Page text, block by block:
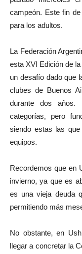
campeón. Este fin
para los adultos.
La Federación
esta XVI Edición de
un desafío dado que
clubes de Buenos
durante dos años.
categorías, pero
siendo estas las
equipos.
Recordemos que en
invierno, ya que es
es una vieja deuda
permitiendo más
No obstante, en
llegar a concretar la